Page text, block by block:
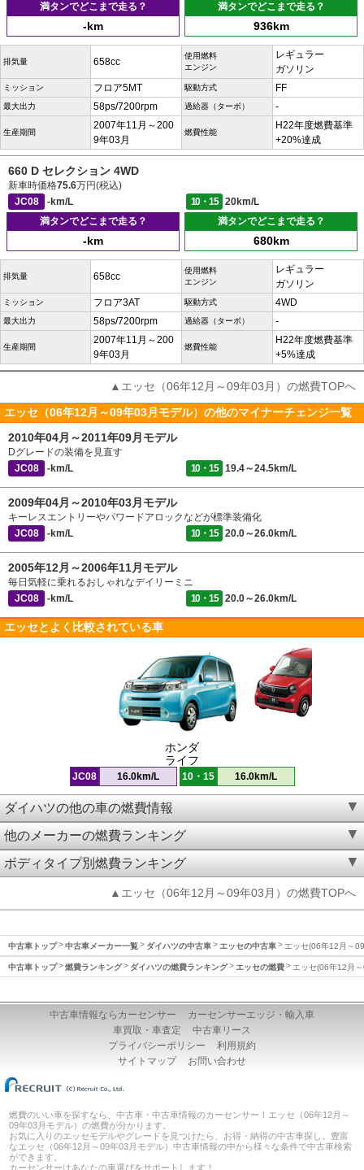
満タンでどこまで走る？
-km
満タンでどこまで走る？
936km
排気量 658cc
使用燃料
エンジン
レギュラー
ガソリン
ミッション フロア5MT 駆動方式 FF
最大出力 58ps/7200rpm 過給器（ターボ） -
生産期間
2007年11月～200
9年03月
燃費性能
H22年度燃費基準
+20%達成
660 D セレクション 4WD
新車時価格75.6万円(税込)
JC08
-km/L 10・15
20km/L
満タンでどこまで走る？
-km
満タンでどこまで走る？
680km
排気量 658cc
使用燃料
エンジン
レギュラー
ガソリン
ミッション フロア3AT 駆動方式 4WD
最大出力 58ps/7200rpm 過給器（ターボ） -
生産期間
2007年11月～200
9年03月
燃費性能
H22年度燃費基準
+5%達成
▲エッセ（06年12月～09年03月）の燃費TOPへ
エッセ（06年12月～09年03月モデル）の他のマイナーチェンジ一覧
2010年04月～2011年09月モデル
Dグレードの装備を見直す
JC08
-km/L 10・15 19.4～24.5km/L
2009年04月～2010年03月モデル
キーレスエントリーやパワードアロックなどが標準装備化
JC08
-km/L 10・15 20.0～26.0km/L
2005年12月～2006年11月モデル
毎日気軽に乗れるおしゃれなデイリーミニ
JC08
-km/L 10・15 20.0～26.0km/L
エッセとよく比較されている車
ホンダ
ライフ
JC08 16.0km/L 10・15 16.0km/L
ダイハツの他の車の燃費情報
他のメーカーの燃費ランキング
ボディタイプ別燃費ランキング
▲エッセ（06年12月～09年03月）の燃費TOPへ
中古車トップ 中古車メーカー一覧 ダイハツの中古車 エッセの中古車 エッセ(06年12月～
中古車トップ 燃費ランキング ダイハツの燃費ランキング エッセの燃費 エッセ(06年12月
中古車情報ならカーセンサー
カーセンサーエッジ・輸入車
車買取・車査定
中古車リース
プライバシーポリシー
利用規約
サイトマップ
お問い合わせ
燃費のいい車を探すなら、中古車・中古車情報のカーセンサー！エッセ（06年12月～
09年03月モデル）の燃費が分かります。
お気に入りのエッセモデルやグレードを見つけたら、お得・納得の中古車探し。豊富
なエッセ（06年12月～09年03月モデル）中古車情報の中から様々な条件で中古車検索
ができます。
カーセンサーはあなたの車選びをサポートします！